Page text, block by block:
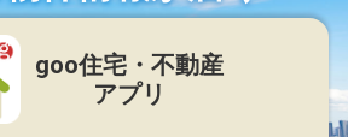
goo住宅・不動産
アプリ